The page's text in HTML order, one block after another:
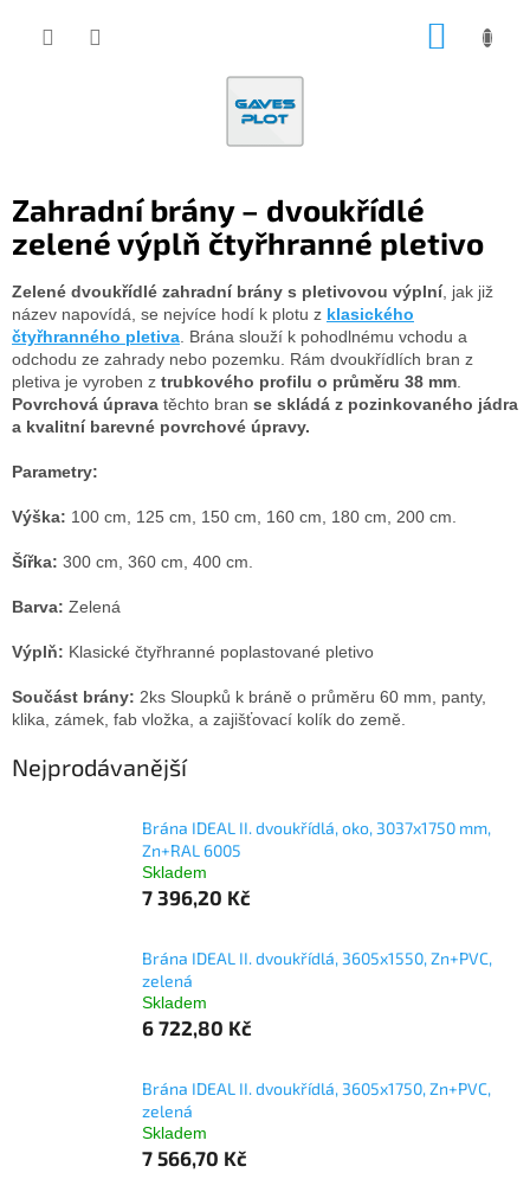
Zahradní brány – dvoukřídlé
zelené výplň čtyřhranné pletivo
Zelené dvoukřídlé zahradní brány s pletivovou výplní, jak již
název napovídá, se nejvíce hodí k plotu z klasického
čtyřhranného pletiva . Brána slouží k pohodlnému vchodu a
odchodu ze zahrady nebo pozemku. Rám dvoukřídlích bran z
pletiva je vyroben z trubkového profilu o průměru 38 mm
Povrchová úprava těchto bran se skládá z pozinkovaného jádra
a kvalitní barevné povrchové úpravy.
Parametry:
Výška: 100 cm, 125 cm, 150 cm, 160 cm, 180 cm, 200 cm.
Šířka: 300 cm, 360 cm, 400 cm.
Barva: Zelená
Výplň: Klasické čtyřhranné poplastované pletivo
Součást brány: 2ks Sloupků k bráně o průměru 60 mm, panty,
klika, zámek, fab vložka, a zajišťovací kolík do země.
Nejprodávanější
Brána IDEAL II. dvoukřídlá, oko, 3037x1750 mm,
Zn+RAL 6005
Skladem
7 396,20 Kč
Brána IDEAL II. dvoukřídlá, 3605x1550, Zn+PVC,
zelená
Skladem
6 722,80 Kč
Brána IDEAL II. dvoukřídlá, 3605x1750, Zn+PVC,
zelená
Skladem
7 566,70 Kč